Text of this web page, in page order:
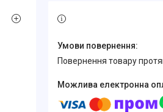
повернення товару